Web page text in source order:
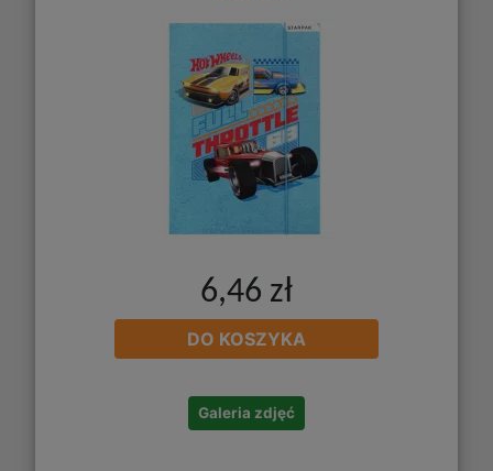
6,46 zł
DO KOSZYKA
Galeria zdjęć